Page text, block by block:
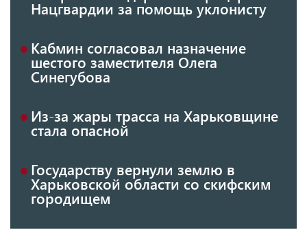
Нацгвардии за помощь уклонисту
Кабмин согласовал назначение
шестого заместителя Олега
Синегубова
Из-за жары трасса на Харьковщине
стала опасной
Государству вернули землю в
Харьковской области со скифским
городищем